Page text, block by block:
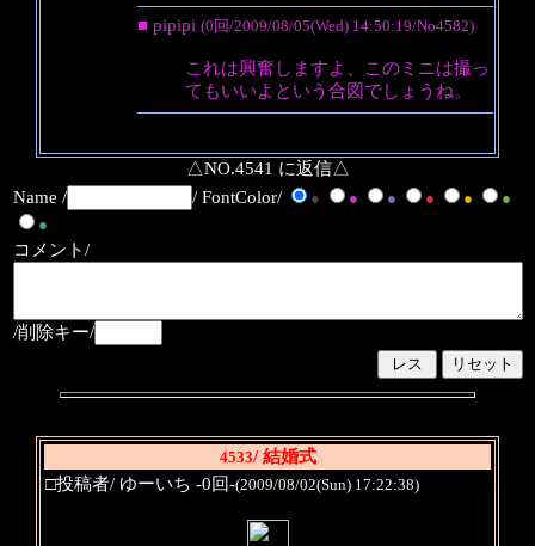
■ pipipi (0回/2009/08/05(Wed) 14:50:19/No4582)
これは興奮しますよ、このミニは撮っ
てもいいよという合図でしょうね。
△NO.4541 に返信△
Name /
/ FontColor/ ● ● ● ● ●
●
●
コメント/
/削除キー/
4533/ 結婚式
□投稿者/ ゆーいち -0回-(2009/08/02(Sun) 17:22:38)